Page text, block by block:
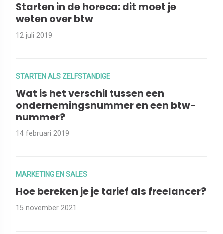
Starten in de horeca: dit moet je
weten over btw
12 juli 2019
STARTEN ALS ZELFSTANDIGE
Wat is het verschil tussen een
ondernemingsnummer en een btw-
nummer?
14 februari 2019
MARKETING EN SALES
Hoe bereken je je tarief als freelancer?
15 november 2021